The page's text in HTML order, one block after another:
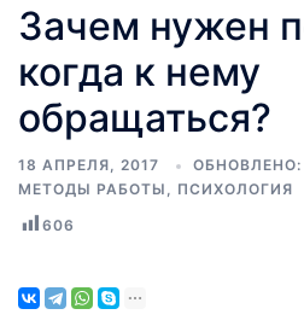
Зачем нужен
когда к нему
обращаться?
18 АПРЕЛЯ, 2017 ОБНОВЛЕНО:
МЕТОДЫ РАБОТЫ , ПСИХОЛОГИЯ
606